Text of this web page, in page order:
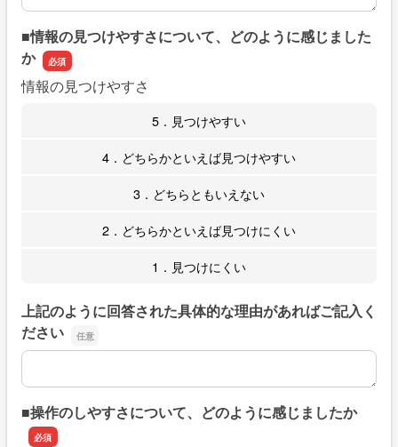
■情報の見つけやすさについて、どのように感じました
か
情報の見つけやすさ
5．見つけやすい
4．どちらかといえば見つけやすい
3．どちらともいえない
2．どちらかといえば見つけにくい
1．見つけにくい
上記のように回答された具体的な理由があればご記入く
ださい
上記のように回答された具体的な理由があればご記入くだ
■操作のしやすさについて、どのように感じましたか